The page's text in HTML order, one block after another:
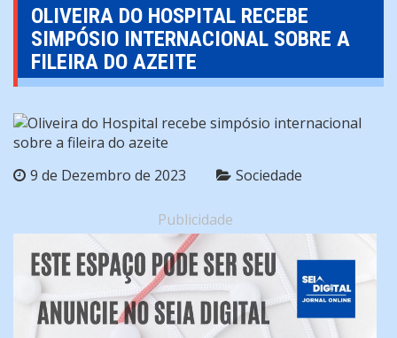
OLIVEIRA DO HOSPITAL RECEBE
SIMPÓSIO INTERNACIONAL SOBRE A
FILEIRA DO AZEITE
9 de Dezembro de 2023 Sociedade
Publicidade